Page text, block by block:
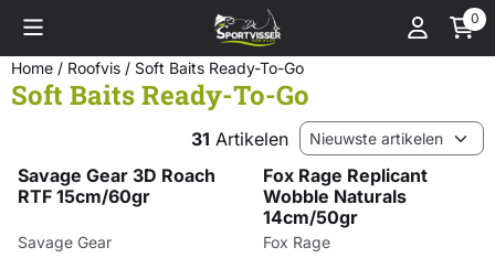
Cookievoorkeuren zijn momenteel gesloten. 0
Home / Roofvis / Soft Baits Ready-To-Go
Soft Baits Ready-To-Go
31 Artikelen Sorteermethode
Savage Gear 3D Roach
RTF 15cm/60gr
Merk:
Savage Gear
Fox Rage Replicant
Wobble Naturals
14cm/50gr
Merk:
Fox Rage